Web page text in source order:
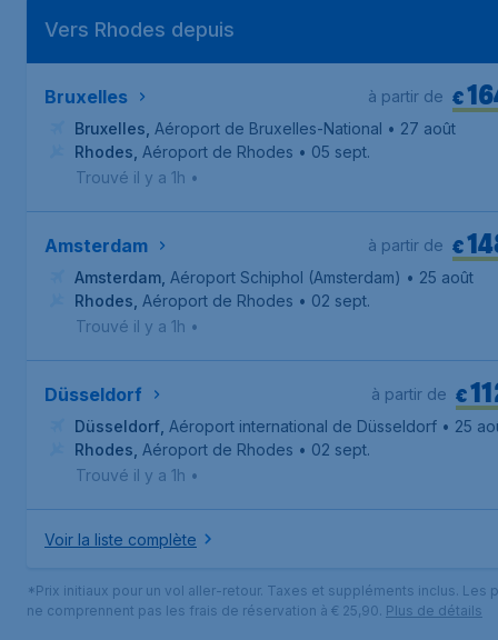
Vers Rhodes depuis
Bruxelles €
à partir de
Bruxelles Aéroport de Bruxelles-National • 27 août
Rhodes Aéroport de Rhodes • 05 sept.
Trouvé il y a 1h •
Amsterdam €
à partir de
Amsterdam Aéroport Schiphol (Amsterdam) • 25 août
Rhodes Aéroport de Rhodes • 02 sept.
Trouvé il y a 1h •
Düsseldorf €
à partir de
Düsseldorf Aéroport international de Düsseldorf • 25
Rhodes Aéroport de Rhodes • 02 sept.
Trouvé il y a 1h •
Voir la liste complète
*Prix initiaux pour un vol aller-retour. Taxes et suppléments inclus. Les
ne comprennent pas les frais de réservation à € 25,90. Plus de détails